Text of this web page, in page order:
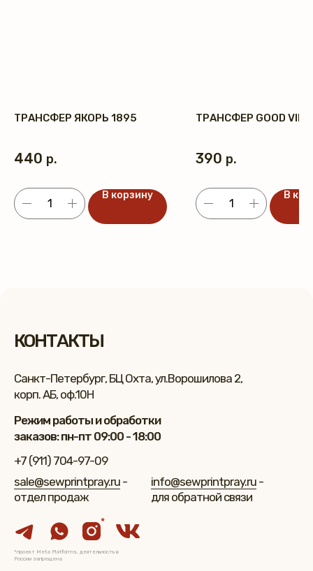
ТРАНСФЕР ЯКОРЬ 1895
440 р.
В корзину
ТРАНСФЕР GOOD
390 р.
В
Санкт-Петербург, БЦ Охта, ул.Ворошилова 2,
корп. АБ, оф.10Н
+7 (911) 704-97-09
sale@sewprintpray.ru -
отдел продаж
Режим работы и обработки
заказов: пн-пт 09:00 - 18:00
КОНТАКТЫ
*проект Meta Platforms, деятельность в
России запрещена
*
info@sewprintpray.ru -
для обратной связи